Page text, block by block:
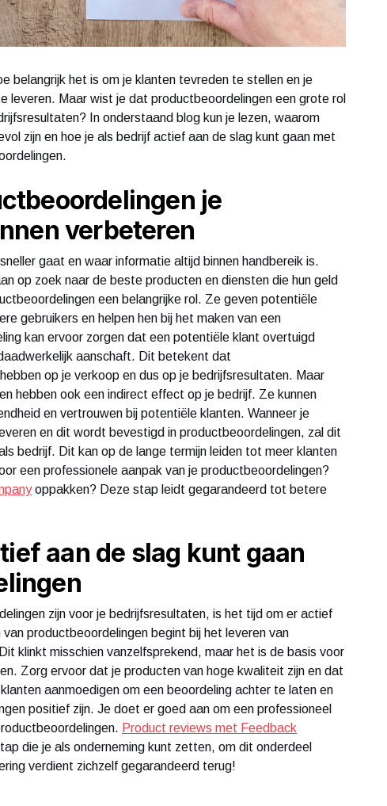
belangrijk het is om je klanten tevreden te stellen en je
leveren. Maar wist je dat productbeoordelingen een grote rol
In onderstaand blog kun je lezen, waarom
zijn en hoe je als bedrijf actief aan de slag kunt gaan met
je
verbeteren
gaat en waar informatie altijd binnen handbereik is.
op zoek naar de beste producten en diensten die hun geld
een belangrijke rol. Ze geven potentiële
gebruikers en helpen hen bij het maken van een
kan ervoor zorgen dat een potentiële klant overtuigd
aanschaft. Dit betekent dat
op je verkoop en dus op je bedrijfsresultaten. Maar
hebben ook een indirect effect op je bedrijf. Ze kunnen
en vertrouwen bij potentiële klanten. Wanneer je
en dit wordt bevestigd in productbeoordelingen, zal dit
bedrijf. Dit kan op de lange termijn leiden tot meer klanten
een professionele aanpak van je productbeoordelingen?
oppakken? Deze stap leidt gegarandeerd tot betere
aan de slag kunt gaan
zijn voor je bedrijfsresultaten, is het tijd om er actief
productbeoordelingen begint bij het leveren van
klinkt misschien vanzelfsprekend, maar het is de basis voor
Zorg ervoor dat je producten van hoge kwaliteit zijn en dat
aanmoedigen om een beoordeling achter te laten en
positief zijn. Je doet er goed aan om een professioneel
Product reviews met Feedback
die je als onderneming kunt zetten, om dit onderdeel
verdient zichzelf gegarandeerd terug!